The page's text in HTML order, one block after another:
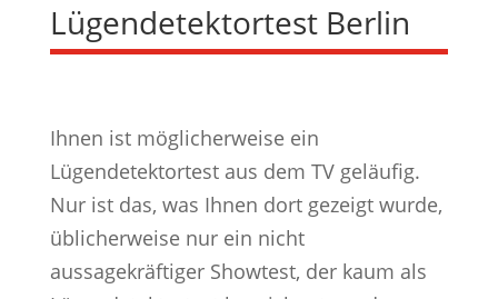
Lügendetektortest Berlin
Ihnen ist möglicherweise ein
Lügendetektortest aus dem TV geläufig.
Nur ist das, was Ihnen dort gezeigt wurde,
üblicherweise nur ein nicht
aussagekräftiger Showtest, der kaum als